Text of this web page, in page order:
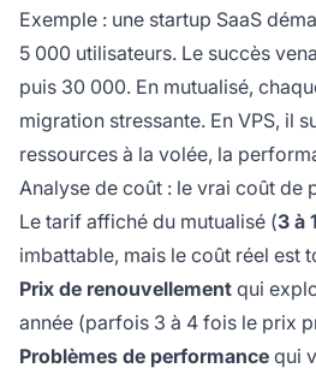
Exemple : une startup SaaS
5 000 utilisateurs. Le succès
puis 30 000. En mutualisé,
migration stressante. En VPS, il
ressources à la volée, la
Analyse de coût : le vrai coût de
Le tarif affiché du mutualisé (3 à
imbattable, mais le coût réel est
Prix de renouvellement qui
année (parfois 3 à 4 fois le prix
Problèmes de performance qui